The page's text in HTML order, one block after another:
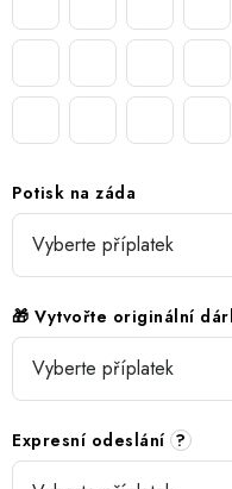
Potisk na záda
🎁 Vytvořte originální
Expresní odeslání ?